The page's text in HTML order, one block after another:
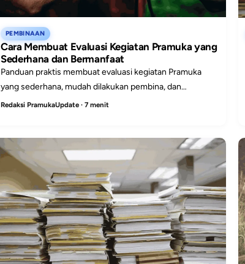
PEMBINAAN
Cara Membuat Evaluasi Kegiatan Pramuka yang
Sederhana dan Bermanfaat
Panduan praktis membuat evaluasi kegiatan Pramuka
yang sederhana, mudah dilakukan pembina, dan
bermanfaat untuk memperbaiki latihan berikutnya.
Redaksi PramukaUpdate · 7 menit